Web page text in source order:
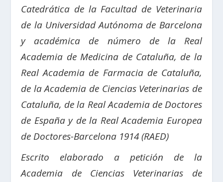
Catedrática de la Facultad de Veterinaria
de la Universidad Autónoma de Barcelona
y académica de número de la Real
Academia de Medicina de Cataluña, de la
Real Academia de Farmacia de Cataluña,
de la Academia de Ciencias Veterinarias de
Cataluña, de la Real Academia de Doctores
de España yde la Real Academia Europea
de Doctores-Barcelona 1914 (RAED)
Escrito elaborado a petición de la
Academia de Ciencias Veterinarias de